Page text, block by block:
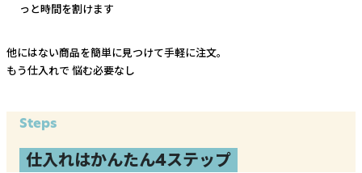
っと時間を割けます
他にはない商品を簡単に見つけて手軽に注文。
もう仕入れで 悩む必要なし
Steps
仕入れはかんたん4ステップ